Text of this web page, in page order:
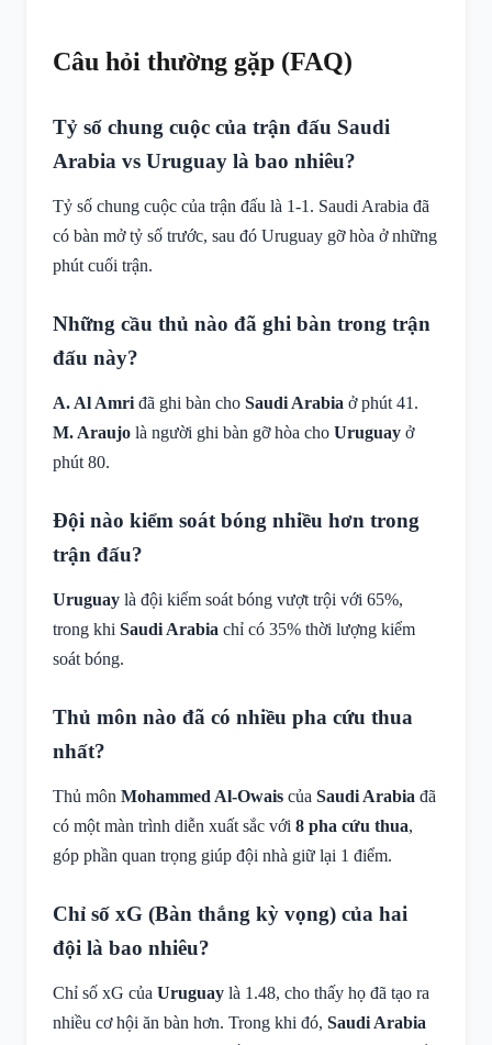
Câu hỏi thường gặp (FAQ)
Tỷ số chung cuộc của trận đấu Saudi
Arabia vs Uruguay là bao nhiêu?
Tỷ số chung cuộc của trận đấu là 1-1. Saudi Arabia đã
có bàn mở tỷ số trước, sau đó Uruguay gỡ hòa ở những
phút cuối trận.
Những cầu thủ nào đã ghi bàn trong trận
đấu này?
A. Al Amri đã ghi bàn cho Saudi Arabia ở phút 41.
M. Araujo là người ghi bàn gỡ hòa cho Uruguay ở
phút 80.
Đội nào kiểm soát bóng nhiều hơn trong
trận đấu?
Uruguay là đội kiểm soát bóng vượt trội với 65%,
trong khi Saudi Arabia chỉ có 35% thời lượng kiểm
soát bóng.
Thủ môn nào đã có nhiều pha cứu thua
nhất?
Thủ môn Mohammed Al-Owais của Saudi Arabia đã
có một màn trình diễn xuất sắc với 8 pha cứu thua,
góp phần quan trọng giúp đội nhà giữ lại 1 điểm.
Chỉ số xG (Bàn thắng kỳ vọng) của hai
đội là bao nhiêu?
Chỉ số xG của Uruguay là 1.48, cho thấy họ đã tạo ra
nhiều cơ hội ăn bàn hơn. Trong khi đó, Saudi Arabia